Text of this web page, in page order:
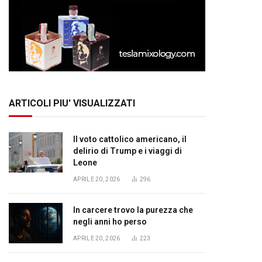
ARTICOLI PIU' VISUALIZZATI
Il voto cattolico americano, il
delirio di Trump e i viaggi di
Leone
APRILE 20, 2026 296
In carcere trovo la purezza che
negli anni ho perso
APRILE 20, 2026 223